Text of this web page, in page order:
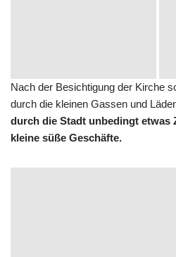
Nach der Besichtigung der Kirche
durch die kleinen Gassen und
durch die Stadt unbedingt etwas
kleine süße Geschäfte.